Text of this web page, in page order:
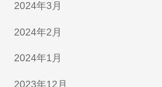
2024年3月
2024年2月
2024年1月
2023年12月